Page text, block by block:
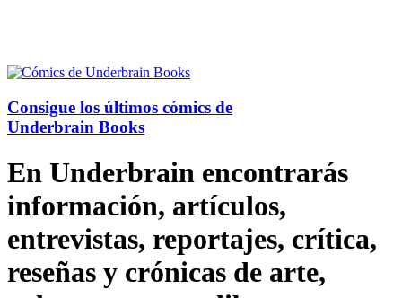
Consigue los últimos cómics de
Underbrain Books
En Underbrain encontrarás
información, artículos,
entrevistas, reportajes, crítica,
reseñas y crónicas de arte,